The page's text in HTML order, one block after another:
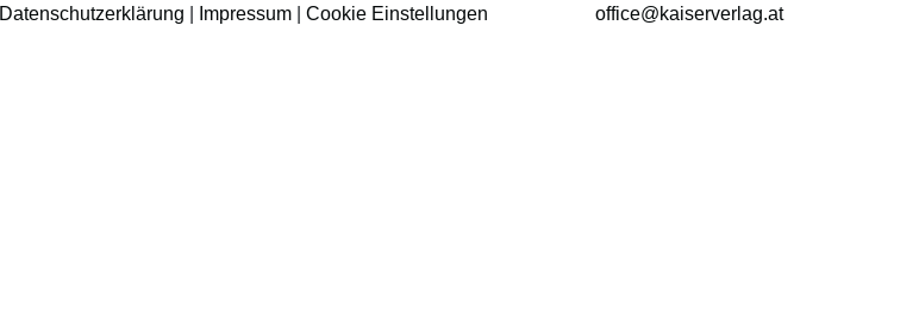
Datenschutzerklärung Impressum| Cookie Einstellungen office@kaiserverlag.at